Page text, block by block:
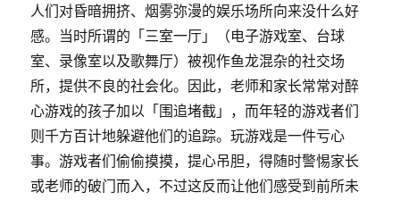
人们对昏暗拥挤、烟雾弥漫的娱乐场所向来没什么好
感。当时所谓的「三室一厅」（电子游戏室、台球
室、录像室以及歌舞厅）被视作鱼龙混杂的社交场
所，提供不良的社会化。因此，老师和家长常常对醉
心游戏的孩子加以「围追堵截」，而年轻的游戏者们
则千方百计地躲避他们的追踪。玩游戏是一件亏心
事。游戏者们偷偷摸摸，提心吊胆，得随时警惕家长
或老师的破门而入，不过这反而让他们感受到前所未